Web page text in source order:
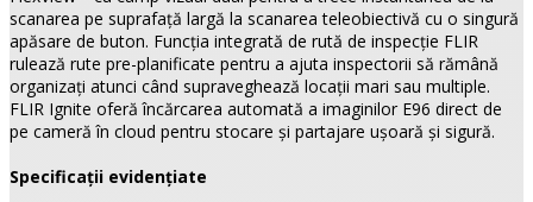
scanarea pe suprafață largă la scanarea teleobiectivă cu o singură
apăsare de buton. Funcția integrată de rută de inspecție FLIR
rulează rute pre-planificate pentru a ajuta inspectorii să rămână
organizați atunci când supraveghează locații mari sau multiple.
FLIR Ignite oferă încărcarea automată a imaginilor E96 direct de
pe cameră în cloud pentru stocare și partajare ușoară și sigură.
Specificații evidențiate